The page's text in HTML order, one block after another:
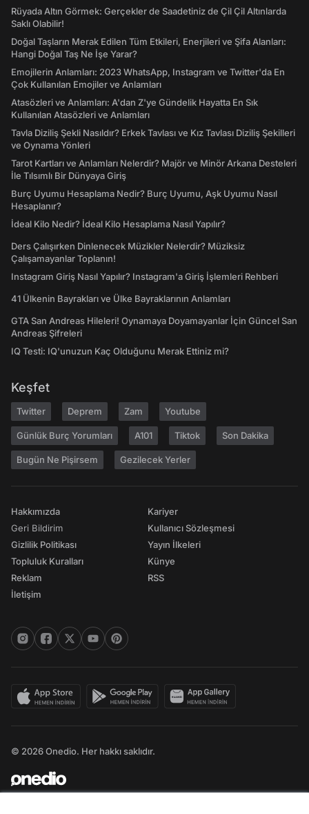
Rüyada Altın Görmek: Gerçekler de Saadetiniz de Çil Çil Altınlarda
Saklı Olabilir!
Doğal Taşların Merak Edilen Tüm Etkileri, Enerjileri ve Şifa Alanları:
Hangi Doğal Taş Ne İşe Yarar?
Emojilerin Anlamları: 2023 WhatsApp, Instagram ve Twitter'da En
Çok Kullanılan Emojiler ve Anlamları
Atasözleri ve Anlamları: A'dan Z'ye Gündelik Hayatta En Sık
Kullanılan Atasözleri ve Anlamları
Tavla Diziliş Şekli Nasıldır? Erkek Tavlası ve Kız Tavlası Diziliş Şekilleri
ve Oynama Yönleri
Tarot Kartları ve Anlamları Nelerdir? Majör ve Minör Arkana Desteleri
İle Tılsımlı Bir Dünyaya Giriş
Burç Uyumu Hesaplama Nedir? Burç Uyumu, Aşk Uyumu Nasıl
Hesaplanır?
İdeal Kilo Nedir? İdeal Kilo Hesaplama Nasıl Yapılır?
Ders Çalışırken Dinlenecek Müzikler Nelerdir? Müziksiz
Çalışamayanlar Toplanın!
Instagram Giriş Nasıl Yapılır? Instagram'a Giriş İşlemleri Rehberi
41 Ülkenin Bayrakları ve Ülke Bayraklarının Anlamları
GTA San Andreas Hileleri! Oynamaya Doyamayanlar İçin Güncel San
Andreas Şifreleri
IQ Testi: IQ'unuzun Kaç Olduğunu Merak Ettiniz mi?
Keşfet
Twitter Deprem Zam Youtube
Günlük Burç Yorumları A101 Tiktok Son Dakika
Bugün Ne Pişirsem Gezilecek Yerler
Hakkımızda
Geri Bildirim
Gizlilik Politikası
Topluluk Kuralları
Reklam
İletişim
Kariyer
Kullanıcı Sözleşmesi
Yayın İlkeleri
Künye
RSS
© 2026 Onedio. Her hakkı saklıdır.